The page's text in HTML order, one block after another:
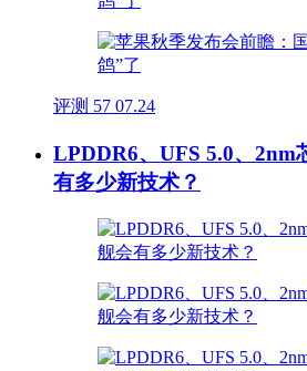
评测 57 07.24
LPDDR6、UFS 5.0、2nm
有多少新技术？